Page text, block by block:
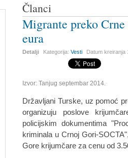
Članci
Migrante preko
eura
Detalji Kategorija:Vesti Datum kreiranja
Izvor: Tanjug septembar 2014.
Državljani Turske, uz pomoć
organizuju poslove
policijskim dokumentima
kriminala u Crnoj Gori-
Gore krijumčare za cenu od